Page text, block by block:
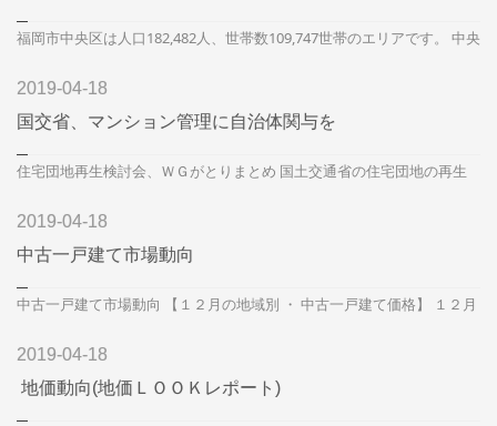
福岡市中央区は人口182,482人、世帯数109,747世帯のエリアです。 中央
2019-04-18
国交省、マンション管理に自治体関与を
住宅団地再生検討会、ＷＧがとりまとめ 国土交通省の住宅団地の再生
2019-04-18
中古一戸建て市場動向
中古一戸建て市場動向 【１２月の地域別 ・ 中古一戸建て価格】 １２月
2019-04-18
地価動向(地価ＬＯＯＫレポート)